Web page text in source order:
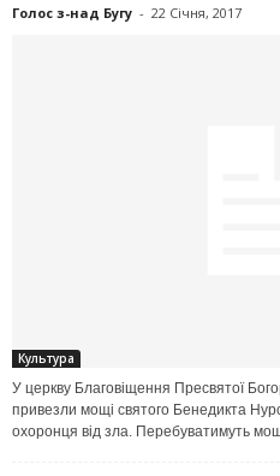
Голос з-над Бугу - 22 Січня, 2017
Культура
У церкву Благовіщення Пресвятої
привезли мощі святого Бенедикта
охоронця від зла. Перебуватимуть